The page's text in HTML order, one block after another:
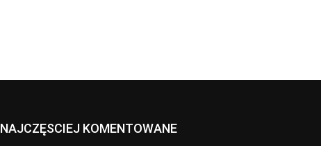
NAJCZĘSCIEJ KOMENTOWANE